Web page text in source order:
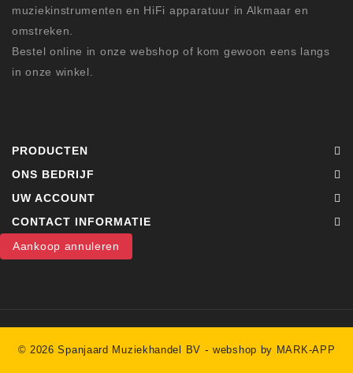
muziekinstrumenten en HiFi apparatuur in Alkmaar en
omstreken.
Bestel online in onze webshop of kom gewoon eens langs
in onze winkel.
PRODUCTEN
ONS BEDRIJF
UW ACCOUNT
CONTACT INFORMATIE
Aankoop annuleren
© 2026 Spanjaard Muziekhandel BV -webshop by MARK-APP